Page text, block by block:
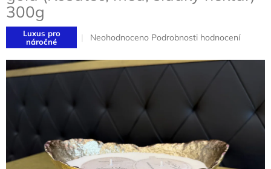
300g
Luxus pro
náročné
Průměrné
produktu
je
hvězdiček.
Neohodnoceno Podrobnosti hodnocení